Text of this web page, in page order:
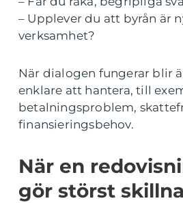
– Upplever du att byrån är
verksamhet?
När dialogen fungerar blir
enklare att hantera, till
betalningsproblem,
finansieringsbehov.
När en
gör störst